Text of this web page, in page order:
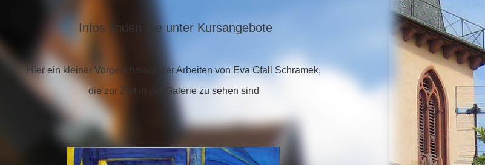
Infos finden Sie unter Kursangebote
Hier ein kleiner Vorgeschmack der Arbeiten von Eva Gfall Schramek,
die zur Zeit in der Galerie zu sehen sind